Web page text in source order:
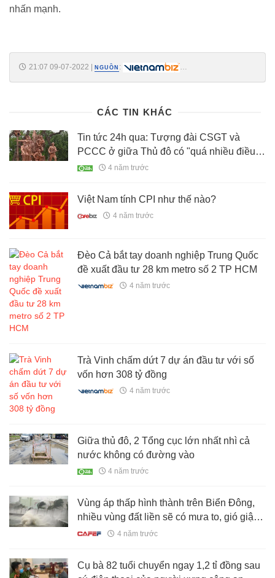
nhấn mạnh.
21:07 09-07-2022 NGUỒN :
CÁC TIN KHÁC
Tin tức 24h qua: Tượng đài CSGT và
PCCC ở giữa Thủ đô có "quá nhiều điều
đáng tiếc"4 năm trước
Việt Nam tính CPI như thế nào?
4 năm trước
Đèo Cả bắt tay doanh nghiệp Trung Quốc
đề xuất đầu tư 28 km metro số 2 TP HCM
4 năm trước
Trà Vinh chấm dứt 7 dự án đầu tư với số
vốn hơn 308 tỷ đồng
4 năm trước
Giữa thủ đô, 2 Tổng cục lớn nhất nhì cả
nước không có đường vào
4 năm trước
Vùng áp thấp hình thành trên Biển Đông,
nhiều vùng đất liền sẽ có mưa to, gió giật
mạnh
4 năm trước
Cụ bà 82 tuổi chuyển ngay 1,2 tỉ đồng sau